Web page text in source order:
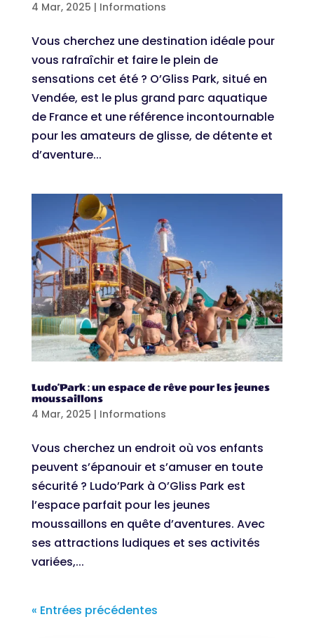
4 Mar, 2025 | Informations
Vous cherchez une destination idéale pour
vous rafraîchir et faire le plein de
sensations cet été ? O’Gliss Park, situé en
Vendée, est le plus grand parc aquatique
de France et une référence incontournable
pour les amateurs de glisse, de détente et
d’aventure...
Ludo’Park : un espace de rêve pour les jeunes
moussaillons
4 Mar, 2025 | Informations
Vous cherchez un endroit où vos enfants
peuvent s’épanouir et s’amuser en toute
sécurité ? Ludo’Park à O’Gliss Park est
l’espace parfait pour les jeunes
moussaillons en quête d’aventures. Avec
ses attractions ludiques et ses activités
variées,...
« Entrées précédentes